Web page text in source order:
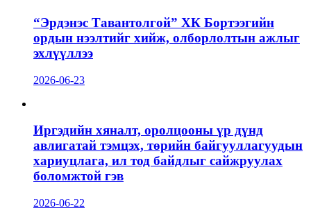
“Эрдэнэс Тавантолгой” ХК Бортээгийн
ордын нээлтийг хийж, олборлолтын ажлыг
эхлүүллээ
2026-06-23
Иргэдийн хяналт, оролцооны үр дүнд
авлигатай тэмцэх, төрийн байгууллагуудын
хариуцлага, ил тод байдлыг сайжруулах
боломжтой гэв
2026-06-22